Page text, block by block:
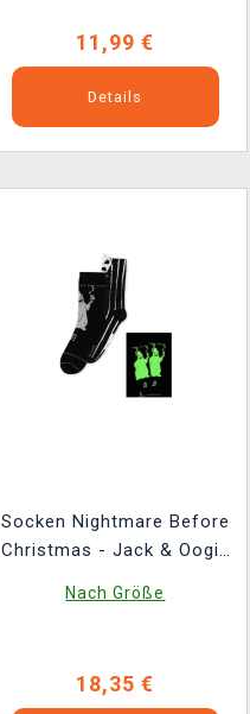
11,99 €
Details
Socken Nightmare Before
Christmas - Jack & Oogie
Nach Größe
18,35 €